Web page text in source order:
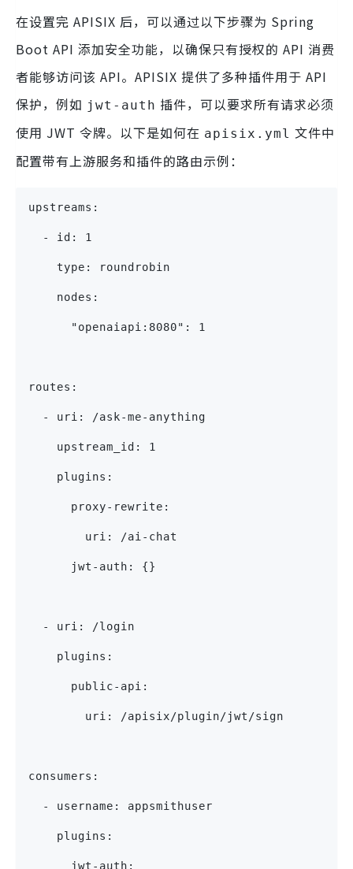
在设置完 APISIX 后，可以通过以下步骤为 Spring
Boot API 添加安全功能，以确保只有授权的 API 消费
者能够访问该 API。APISIX 提供了多种插件用于 API
保护，例如 jwt-auth 插件，可以要求所有请求必须
使用 JWT 令牌。以下是如何在 apisix.yml 文件中
配置带有上游服务和插件的路由示例：
upstreams:
  - id: 1
    type: roundrobin
    nodes:
      "openaiapi:8080": 1
routes:
  - uri: /ask-me-anything
    upstream_id: 1
    plugins:
      proxy-rewrite:
        uri: /ai-chat
      jwt-auth: {}
  - uri: /login
    plugins:
      public-api:
        uri: /apisix/plugin/jwt/sign
consumers:
  - username: appsmithuser
    plugins:
      jwt-auth: